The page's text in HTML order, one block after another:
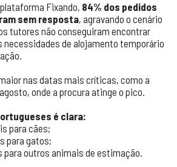
Fixando, 84% dos pedidos
sem resposta, agravando o cenário
tutores não conseguiram encontrar
necessidades de alojamento temporário
nas datas mais críticas, como a
onde a procura atinge o pico.
é clara:
para cães;
para gatos;
para outros animais de estimação.